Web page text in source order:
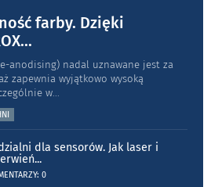
farby. Dzięki
...
anodising) nadal uznawane jest za
zapewnia wyjątkowo wysoką
w
dla sensorów. Jak laser i
...
0